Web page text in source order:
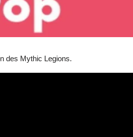
des Mythic Legions.